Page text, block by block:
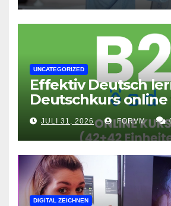
UNCATEGORIZED
Effektiv Deutsch
Deutschkurs
Fortgeschrittene
JULI 31, 2026 FORVM
DIGITAL ZEICHNEN